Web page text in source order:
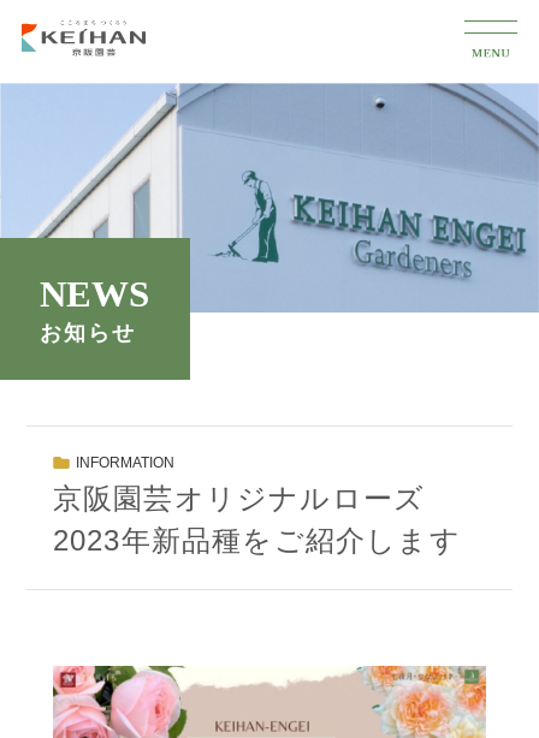
NEWS
お知らせ
INFORMATION
京阪園芸オリジナルローズ
2023年新品種をご紹介します